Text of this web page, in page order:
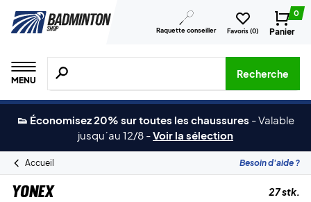
Raquette conseiller Favoris (0)
0
Panier
MENU
Recherche de produits, de marques, etc.
Recherche
👟 Économisez 20% sur toutes les chaussures -Valable
jusqu´au 12/8 -Voir la sélection
Accueil Besoin d'aide ?
Yonex 27 stk.